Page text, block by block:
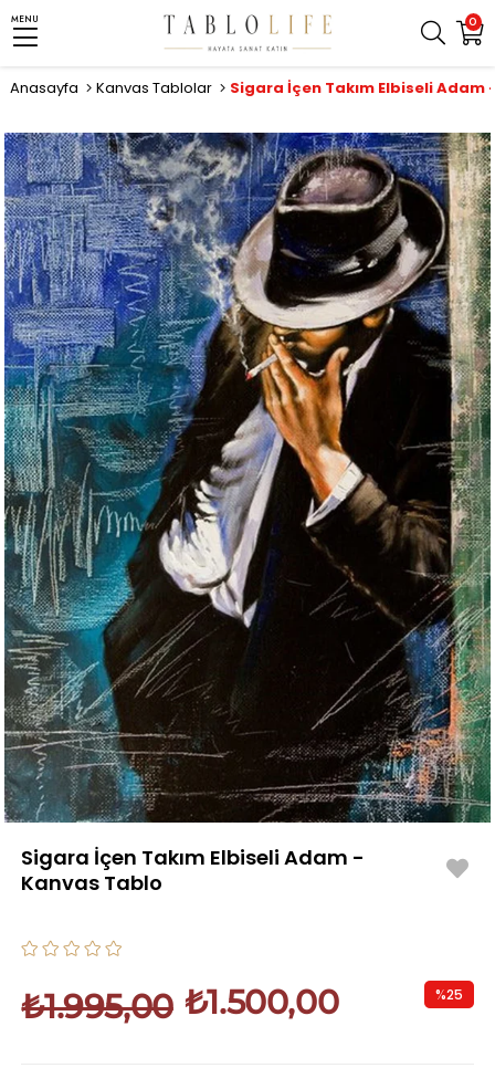
0
MENU
Anasayfa Kanvas Tablolar Sigara İçen Takım Elbiseli Adam
Sigara İçen Takım Elbiseli Adam -
Kanvas Tablo
₺1.995,00 ₺1.500,00 %25